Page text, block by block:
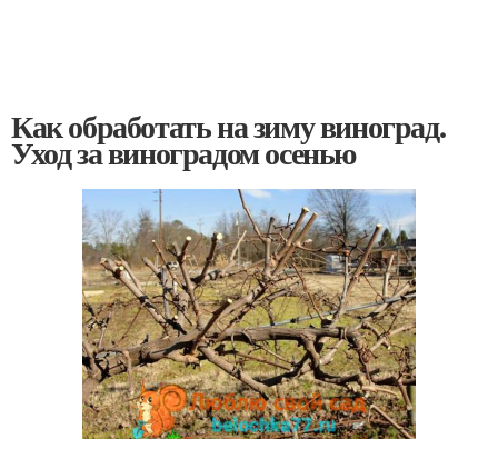
Как обработать на зиму виноград.
Уход за виноградом осенью